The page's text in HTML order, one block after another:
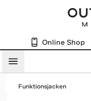
Online Shop
Menü
Funktionsjacken